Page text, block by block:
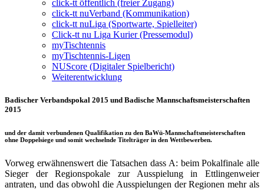
click-tt öffentlich (freier Zugang)
click-tt nuVerband (Kommunikation)
click-tt nuLiga (Sportwarte, Spielleiter)
Click-tt nu Liga Kurier (Pressemodul)
myTischtennis
myTischtennis-Ligen
NUScore (Digitaler Spielbericht)
Weiterentwicklung
Badischer Verbandspokal 2015 und Badische Mannschaftsmeisterschaften
2015
und der damit verbundenen Qualifikation zu den BaWü-Mannschaftsmeisterschaften
ohne Doppelsiege und somit wechselnde Titelträger in den Wettbewerben.
Vorweg erwähnenswert die Tatsachen dass A: beim Pokalfinale alle
Sieger der Regionspokale zur Ausspielung in Ettlingenweier
antraten, und das obwohl die Ausspielungen der Regionen mehr als